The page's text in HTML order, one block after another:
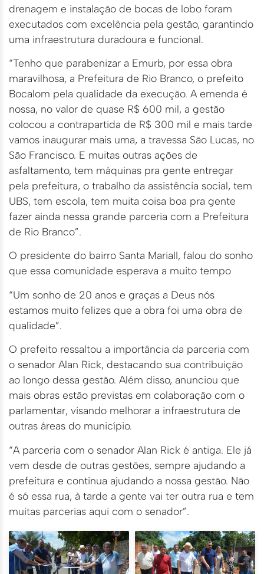
drenagem e instalação de bocas de lobo foram
executados com excelência pela gestão, garantindo
uma infraestrutura duradoura e funcional.
“Tenho que parabenizar a Emurb, por essa obra
maravilhosa, a Prefeitura de Rio Branco, o prefeito
Bocalom pela qualidade da execução. A emenda é
nossa, no valor de quase R$ 600 mil, a gestão
colocou a contrapartida de R$ 300 mil e mais tarde
vamos inaugurar mais uma, a travessa São Lucas, no
São Francisco. E muitas outras ações de
asfaltamento, tem máquinas pra gente entregar
pela prefeitura, o trabalho da assistência social, tem
UBS, tem escola, tem muita coisa boa pra gente
fazer ainda nessa grande parceria com a Prefeitura
de Rio Branco”.
O presidente do bairro Santa MariaII, falou do sonho
que essa comunidade esperava a muito tempo
“Um sonho de 20 anos e graças a Deus nós
estamos muito felizes que a obra foi uma obra de
qualidade”.
O prefeito ressaltou a importância da parceria com
o senador Alan Rick, destacando sua contribuição
ao longo dessa gestão. Além disso, anunciou que
mais obras estão previstas em colaboração com o
parlamentar, visando melhorar a infraestrutura de
outras áreas do município.
“A parceria com o senador Alan Rick é antiga. Ele já
vem desde de outras gestões, sempre ajudando a
prefeitura e continua ajudando a nossa gestão. Não
é só essa rua, à tarde a gente vai ter outra rua e tem
muitas parcerias aqui com o senador”.